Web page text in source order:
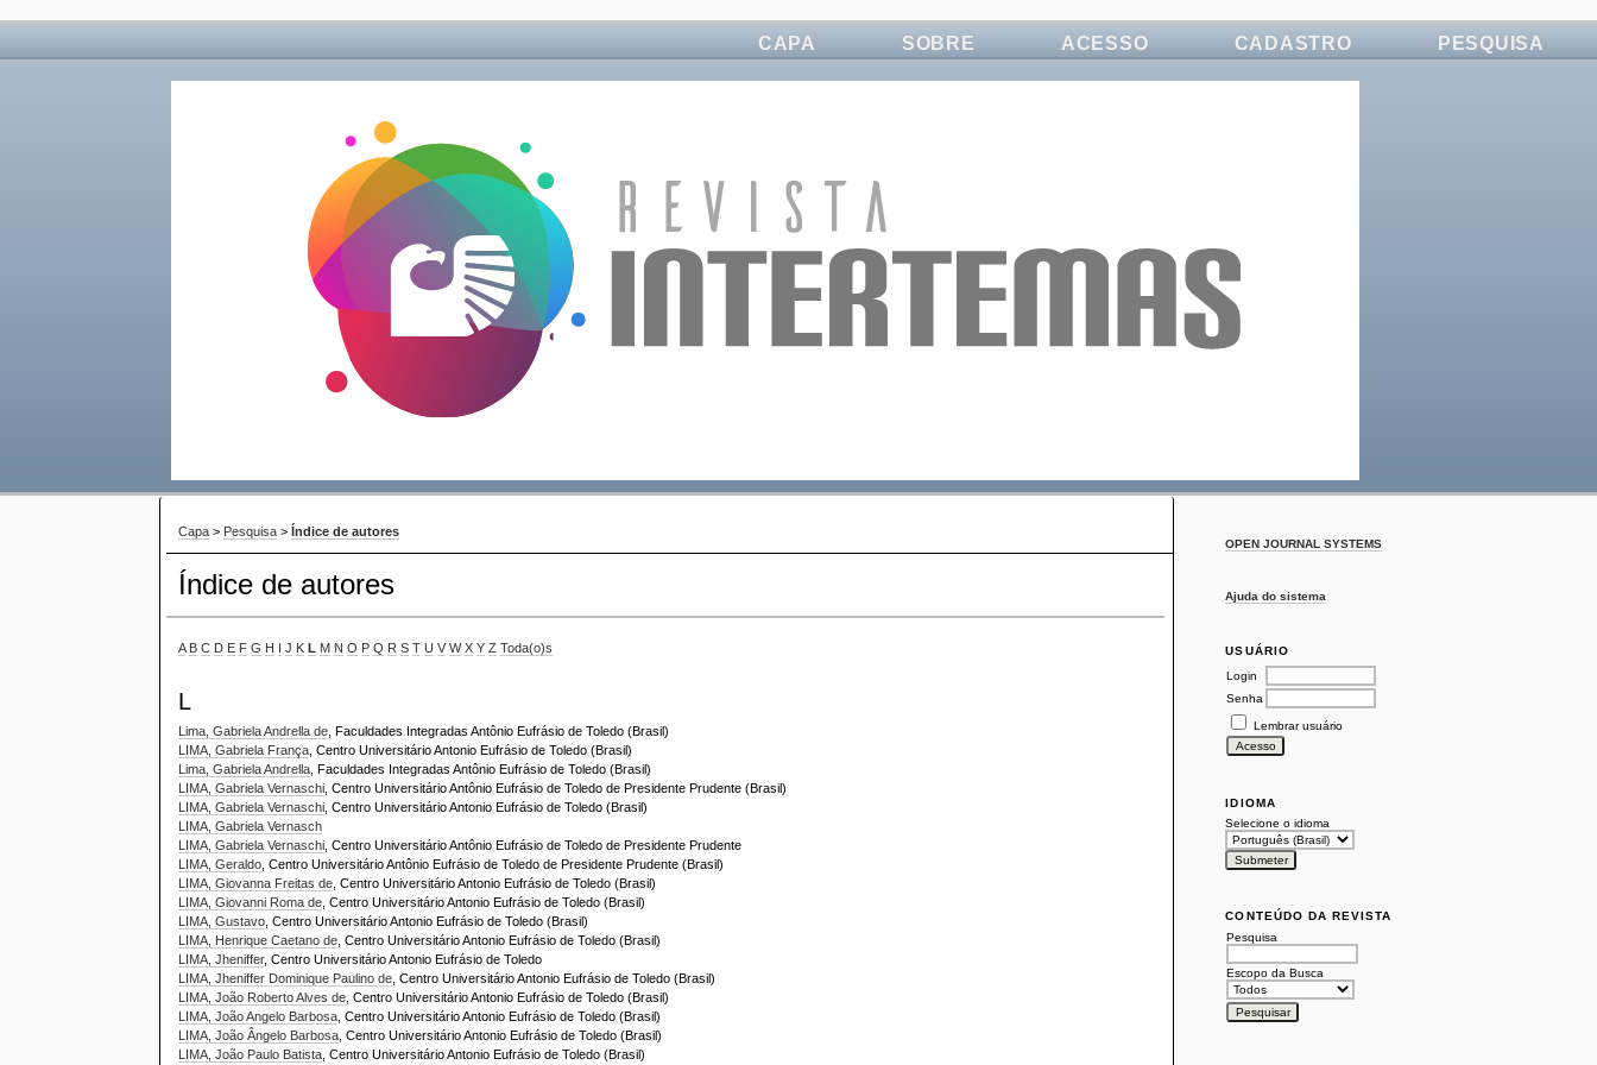
OPEN JOURNAL SYSTEMS
Ajuda do sistema
USUÁRIO
Login
Senha
Lembrar usuário
IDIOMA
Selecione o idioma
CONTEÚDO DA REVISTA
Pesquisa
Escopo da Busca
CAPA SOBRE ACESSO CADASTRO PESQUISA
Capa > Pesquisa >Índice de autores
Índice de autores
A B C D E F G H I J K L M N O P Q R S T U V W X Y Z Toda(o)s
L
Lima, Gabriela Andrella de , Faculdades Integradas Antônio Eufrásio de Toledo (Brasil)
LIMA, Gabriela França , Centro Universitário Antonio Eufrásio de Toledo (Brasil)
Lima, Gabriela Andrella , Faculdades Integradas Antônio Eufrásio de Toledo (Brasil)
LIMA, Gabriela Vernaschi , Centro Universitário Antônio Eufrásio de Toledo de Presidente Prudente (Brasil)
LIMA, Gabriela Vernaschi , Centro Universitário Antonio Eufrásio de Toledo (Brasil)
LIMA, Gabriela Vernasch
LIMA, Gabriela Vernaschi , Centro Universitário Antônio Eufrásio de Toledo de Presidente Prudente
LIMA, Geraldo , Centro Universitário Antônio Eufrásio de Toledo de Presidente Prudente (Brasil)
LIMA, Giovanna Freitas de , Centro Universitário Antonio Eufrásio de Toledo (Brasil)
LIMA, Giovanni Roma de , Centro Universitário Antonio Eufrásio de Toledo (Brasil)
LIMA, Gustavo , Centro Universitário Antonio Eufrásio de Toledo (Brasil)
LIMA, Henrique Caetano de , Centro Universitário Antonio Eufrásio de Toledo (Brasil)
LIMA, Jheniffer, Centro Universitário Antonio Eufrásio de Toledo
LIMA, Jheniffer Dominique Paulino de , Centro Universitário Antonio Eufrásio de Toledo (Brasil)
LIMA, João Roberto Alves de , Centro Universitário Antonio Eufrásio de Toledo (Brasil)
LIMA, João Angelo Barbosa , Centro Universitário Antonio Eufrásio de Toledo (Brasil)
LIMA, João Ângelo Barbosa , Centro Universitário Antonio Eufrásio de Toledo (Brasil)
LIMA, João Paulo Batista , Centro Universitário Antonio Eufrásio de Toledo (Brasil)